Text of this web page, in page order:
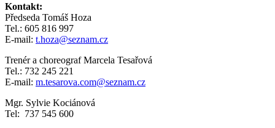
Kontakt:
Předseda Tomáš Hoza
Tel.: 605 816 997
E-mail: t.hoza@seznam.cz
Trenér a choreograf Marcela Tesařová
Tel.: 732 245 221
E-mail: m.tesarova.com@seznam.cz
Mgr. Sylvie Kociánová
Tel: 737 545 600